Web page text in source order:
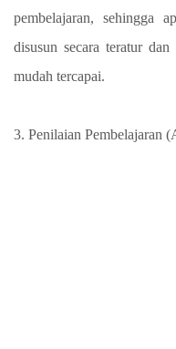
pembelajaran, sehingga
disusun secara teratur
mudah tercapai.
3. Penilaian Pembelajaran